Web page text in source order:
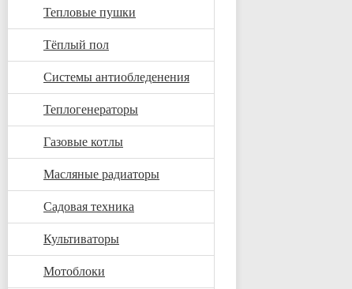
Тепловые пушки
Тёплый пол
Системы антиобледенения
Теплогенераторы
Газовые котлы
Масляные радиаторы
Садовая техника
Культиваторы
Мотоблоки